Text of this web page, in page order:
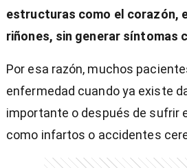
estructuras como el corazón,
riñones, sin generar síntomas
Por esa razón, muchos
enfermedad cuando ya existe
importante o después de sufrir
como infartos o accidentes